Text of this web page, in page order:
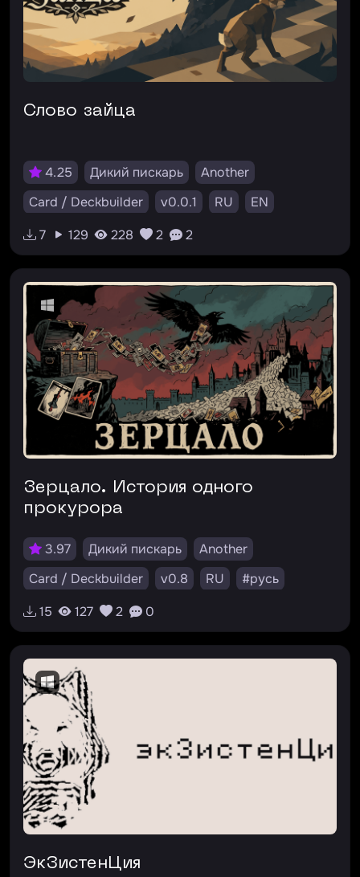
Слово зайца
4.25 Дикий пискарь
Another
Card / Deckbuilder
v0.0.1 RU
EN
#defold
7 129 228 2 2
Зерцало. История одного
прокурора
3.97 Дикий пискарь
Another
Card / Deckbuilder
v0.8 RU
#русь
#карточная
15 127 2 0
экЗистенЦия